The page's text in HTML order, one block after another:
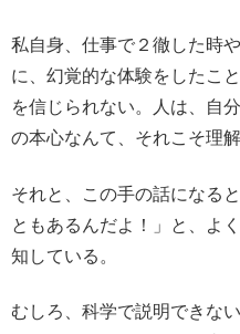
私自身、仕事で２徹した時
に、幻覚的な体験をしたこ
を信じられない。人は、自
の本心なんて、それこそ理
それと、この手の話になる
ともあるんだよ！」と、よ
知している。
むしろ、科学で説明できな